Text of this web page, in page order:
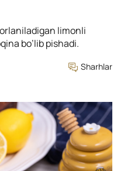
limonli
bo’lib pishadi.
Sharhlar